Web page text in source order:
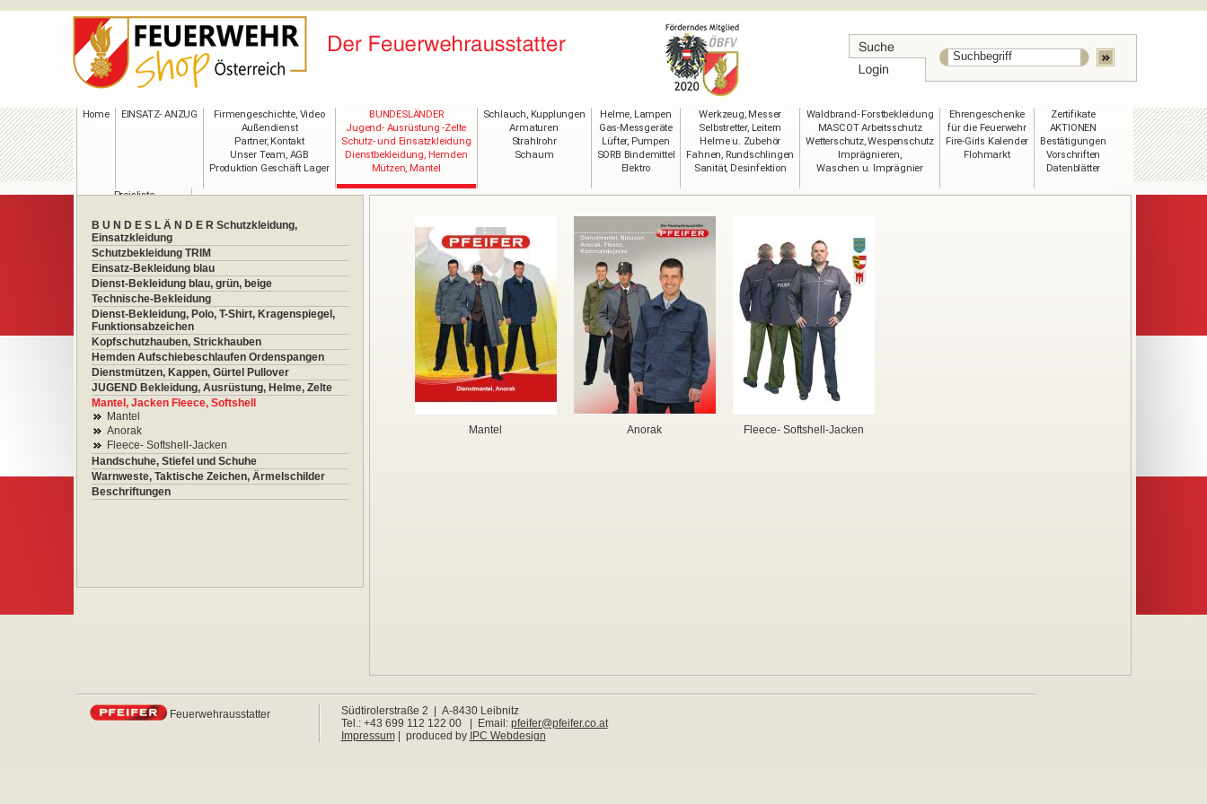
Home EINSATZ- ANZUG
Firmengeschichte, Video
Außendienst
Partner, Kontakt
Unser Team, AGB
Produktion Geschäft Lager
BUNDESLÄNDER
Jugend- Ausrüstung -Zelte
Schutz- und Einsatzkleidung
Dienstbekleidung, Hemden
Mützen, Mantel
Schlauch, Kupplungen
Armaturen
Strahlrohr
Schaum
Helme, Lampen
Gas-Messgeräte
Lüfter, Pumpen
SORB Bindemittel
Elektro
Werkzeug, Messer
Selbstretter, Leitern
Helme u. Zubehör
Fahnen, Rundschlingen
Sanität, Desinfektion
Waldbrand- Forstbekleidung
MASCOT Arbeitsschutz
Wetterschutz, Wespenschutz
Imprägnieren,
Waschen u. Imprägnier
Ehrengeschenke
für die Feuerwehr
Fire-Girls Kalender
Flohmarkt
Zertifikate
AKTIONEN
Bestätigungen
Vorschriften
Datenblätter
Preisliste
VIP-Anmeldung
Bekleidung im Wandel
PRESSE
B U N D E S L Ä N D E R Schutzkleidung,
Einsatzkleidung
Schutzbekleidung TRIM
Einsatz-Bekleidung blau
Dienst-Bekleidung blau, grün, beige
Technische-Bekleidung
Dienst-Bekleidung, Polo, T-Shirt, Kragenspiegel,
Funktionsabzeichen
Kopfschutzhauben, Strickhauben
Hemden Aufschiebeschlaufen Ordenspangen
Dienstmützen, Kappen, Gürtel Pullover
JUGEND Bekleidung, Ausrüstung, Helme, Zelte
Mantel, Jacken Fleece, Softshell
Mantel
Anorak
Fleece- Softshell-Jacken
Handschuhe, Stiefel und Schuhe
Warnweste, Taktische Zeichen, Ärmelschilder
Beschriftungen
Mantel Anorak Fleece- Softshell-Jacken
Feuerwehrausstatter
Südtirolerstraße 2 | A-8430 Leibnitz
Tel.: +43 699 112 122 00 | Email: pfeifer@pfeifer.co.at
Impressum| produced by IPC Webdesign